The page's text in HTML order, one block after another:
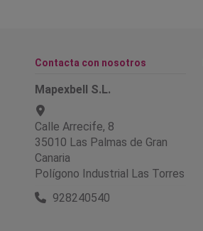
Contacta con nosotros
Mapexbell S.L.
Calle Arrecife, 8
35010 Las Palmas de Gran
Canaria
Polígono Industrial Las Torres
928240540